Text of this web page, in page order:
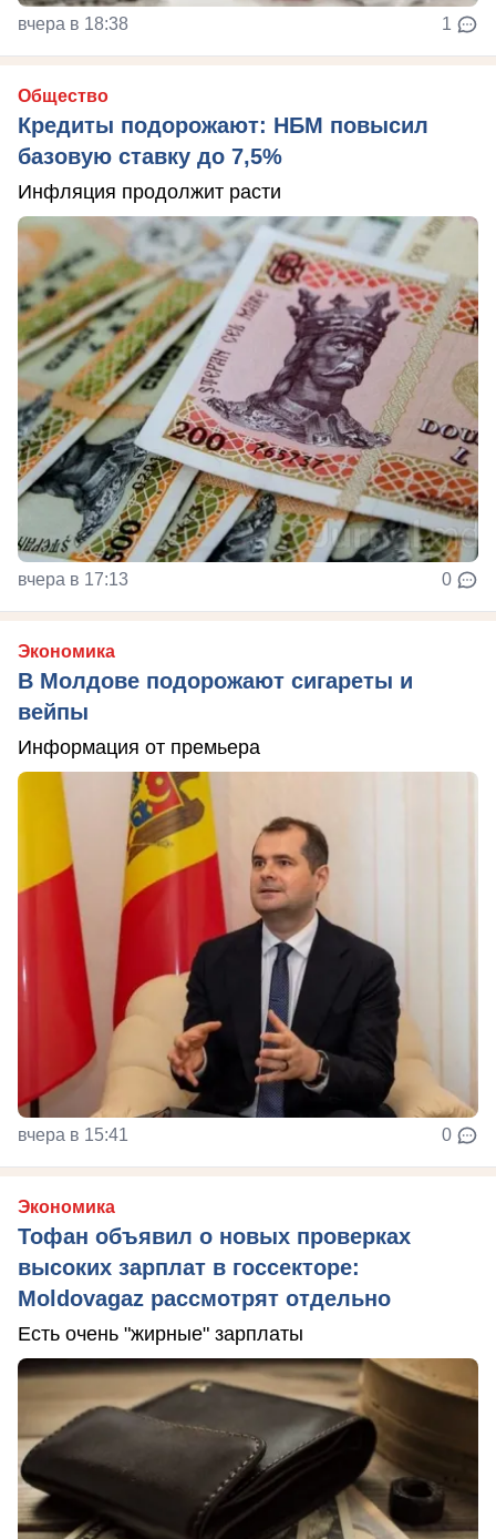
вчера в 18:38 1
Общество
Кредиты подорожают: НБМ повысил
базовую ставку до 7,5%
Инфляция продолжит расти
вчера в 17:13 0
Экономика
В Молдове подорожают сигареты и
вейпы
Информация от премьера
вчера в 15:41 0
Экономика
Тофан объявил о новых проверках
высоких зарплат в госсекторе:
Moldovagaz рассмотрят отдельно
Есть очень "жирные" зарплаты